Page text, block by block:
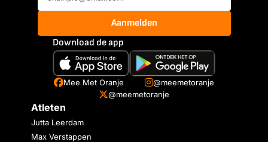
Aanmelden
Download de app
Mee Met Oranje
@meemetoranje
@meemetoranje
Atleten
Jutta Leerdam
Max Verstappen